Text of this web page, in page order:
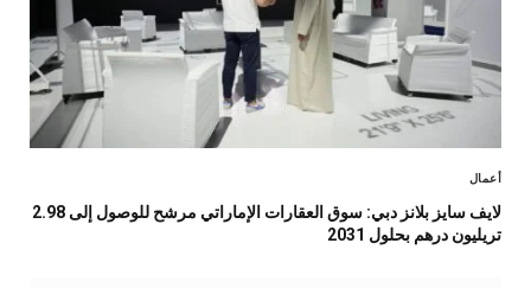
أعمال
لايف سايز بلانز دبي: سوق العقارات الإماراتي مرشح للوصول إلى 2.98
تريليون درهم بحلول 2031